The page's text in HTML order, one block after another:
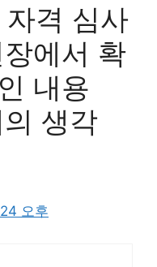
자격 심사
에서 확
내용
생각
오후